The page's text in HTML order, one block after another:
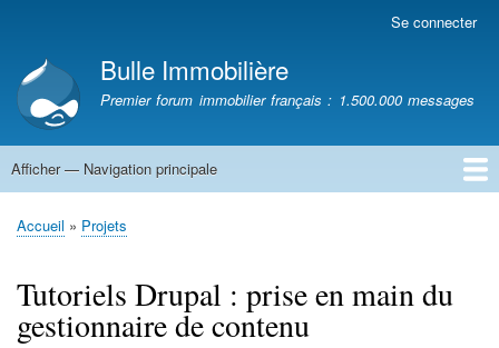
contenu
principal
compte
de
l'utilisateur
Se connecter
Bulle Immobilière
Premier forum immobilier français : 1.500.000 messages
Navigation
Afficher — Navigation principale
Accueil
Fil
Accueil Projets
Tutoriels Drupal : prise en main du
gestionnaire de contenu